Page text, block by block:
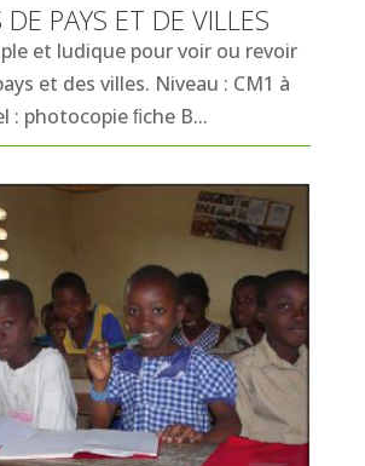
PAYS ET DE VILLES
et ludique pour voir ou revoir
et des villes. Niveau : CM1 à
: photocopie ﬁche B...